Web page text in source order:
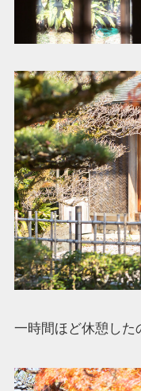
一時間ほど休憩した